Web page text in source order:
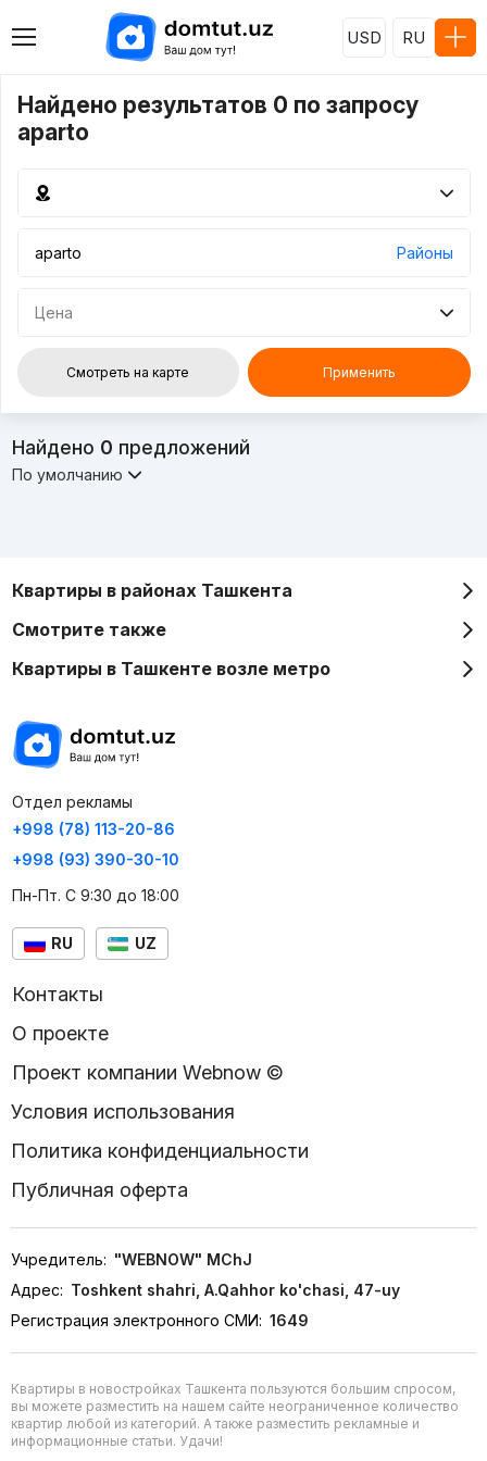
USD RU
Найдено результатов 0 по запросу
aparto
Районы
Цена
Смотреть на карте Применить
Найдено 0 предложений
По умолчанию
Квартиры в районах Ташкента
Смотрите также
Квартиры в Ташкенте возле метро
Отдел рекламы
+998 (78) 113-20-86
+998 (93) 390-30-10
Пн-Пт. С 9:30 до 18:00
RU UZ
Контакты
О проекте
Проект компании Webnow ©
Условия использования
Политика конфиденциальности
Публичная оферта
Учредитель: "WEBNOW" MChJ
Адрес: Toshkent shahri, A.Qahhor ko'chasi, 47-uy
Регистрация электронного СМИ: 1649
Квартиры в новостройках Ташкента пользуются большим спросом,
вы можете разместить на нашем сайте неограниченное количество
квартир любой из категорий. А также разместить рекламные и
информационные статьи. Удачи!